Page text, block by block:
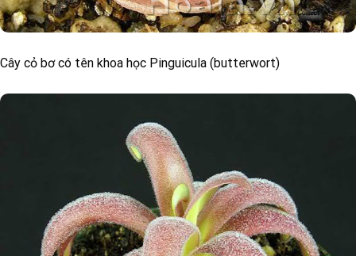
Cây cỏ bơ có tên khoa học Pinguicula (butterwort)